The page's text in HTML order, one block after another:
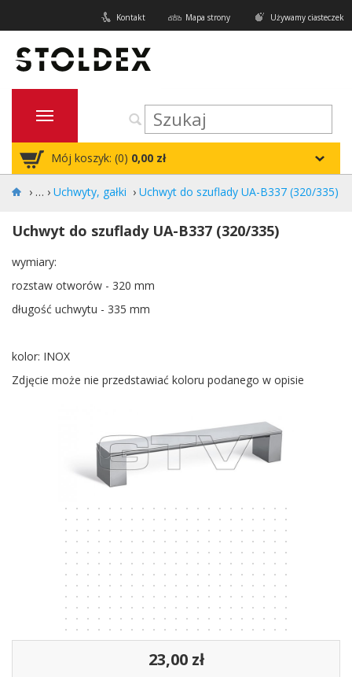
Używamy ciasteczek
Mapa strony
Kontakt
Mój koszyk: (0) 0,00 zł
› Uchwyty, gałki › Uchwyt do szuflady UA-B337 (320/335)
Uchwyt do szuflady UA-B337 (320/335)
wymiary:
rozstaw otworów - 320 mm
długość uchwytu - 335 mm
kolor: INOX
Zdjęcie może nie przedstawiać koloru podanego w opisie
23,00 zł